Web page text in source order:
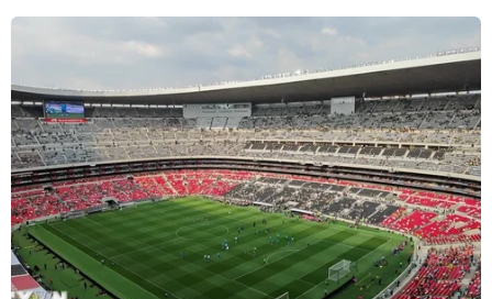
Tổng thống Iran Masoud Pezeshkian cho biết các hoạt
động hạt nhân của Iran hoàn toàn “minh bạch” và đã
nhiều lần được Cơ quan Năng lượng Nguyên tử Quốc
tế (IAEA) xác nhận.